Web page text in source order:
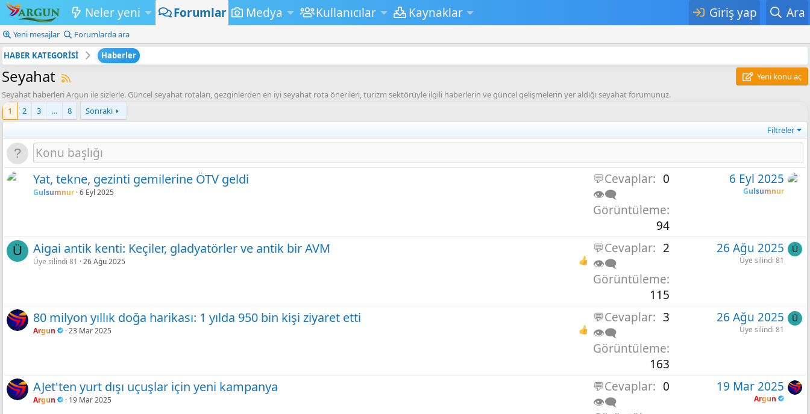
Neler yeni Forumlar Medya Kullanıcılar Kaynaklar Giriş yap Ara
Yeni mesajlar
Forumlarda ara
HABER KATEGORİSİ
Haberler
Seyahat
Yeni konu aç
Seyahat haberleri Argun ile sizlerle. Güncel seyahat rotaları, gezginlerden en iyi seyahat rota önerileri, turizm sektörüyle ilgili haberlerin ve güncel gelişmelerin yer aldığı seyahat forumunuz.
1
2 3 … 8
Sonraki
Filtreler
Yat, tekne, gezinti gemilerine ÖTV geldi
Gulsumnur 6 Eyl 2025
💬Cevaplar
0
👁️‍🗨️
Görüntüleme
94
6 Eyl 2025
Gulsumnur
Ü Aigai antik kenti: Keçiler, gladyatörler ve antik bir AVM
Üye silindi 81 26 Ağu 2025
💬Cevaplar
2
👁️‍🗨️
Görüntüleme
115
26 Ağu 2025
Üye silindi 81
Ü
80 milyon yıllık doğa harikası: 1 yılda 950 bin kişi ziyaret etti
Argun 23 Mar 2025
💬Cevaplar
3
👁️‍🗨️
Görüntüleme
163
26 Ağu 2025
Üye silindi 81
Ü
AJet'ten yurt dışı uçuşlar için yeni kampanya
Argun 19 Mar 2025
💬Cevaplar
0
👁️‍🗨️
19 Mar 2025
Argun